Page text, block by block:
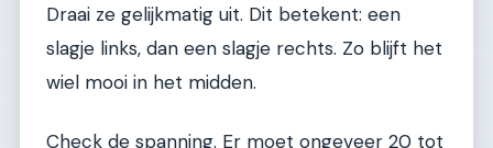
Draai ze gelijkmatig uit. Dit betekent: een
slagje links, dan een slagje rechts. Zo blijft het
wiel mooi in het midden.
Check de spanning. Er moet ongeveer 20 tot